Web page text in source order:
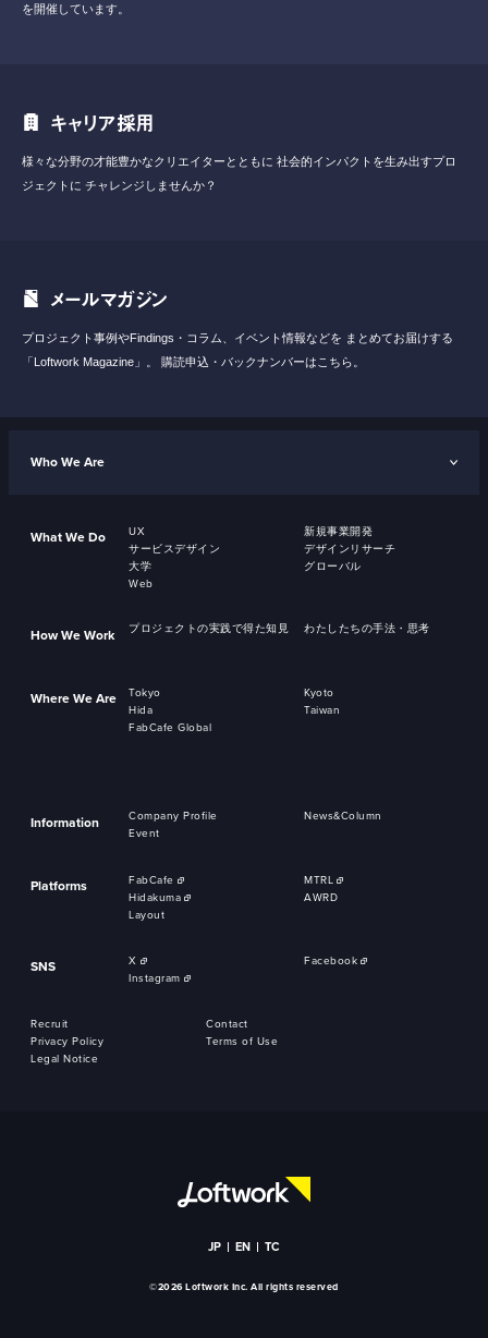
を開催しています。
キャリア採用
様々な分野の才能豊かなクリエイターとともに 社会的インパクトを生み出すプロ
ジェクトに チャレンジしませんか？
メールマガジン
プロジェクト事例やFindings・コラム、イベント情報などを まとめてお届けする
「Loftwork Magazine」。
購読申込・バックナンバーはこちら。
Who We Are
What We Do UX
新規事業開発
サービスデザイン
デザインリサーチ
大学
グローバル
Web
How We Work プロジェクトの実践で得た知見 わたしたちの手法・思考
Where We Are Tokyo
Kyoto
Hida
Taiwan
FabCafe Global
Information Company Profile
News&Column
Event
Platforms FabCafe
MTRL
Hidakuma
AWRD
Layout
SNS X
Facebook
Instagram
Recruit
Contact
Privacy Policy
Terms of Use
Legal Notice
JP EN TC
©2026 Loftwork Inc. All rights reserved